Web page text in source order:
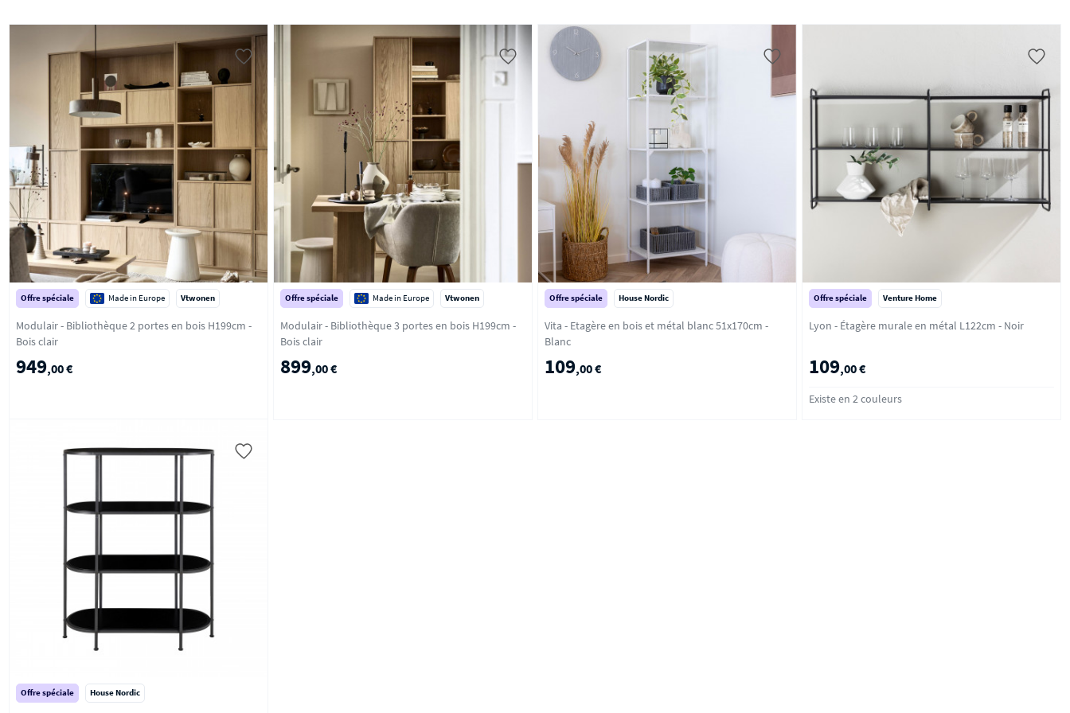
Offre spéciale Made in Europe Vtwonen
Modulair - Bibliothèque 2 portes en bois H199cm -
Bois clair
949,00 €
Offre spéciale Made in Europe Vtwonen
Modulair - Bibliothèque 3 portes en bois H199cm -
Bois clair
899,00 €
Offre spéciale House Nordic
Vita - Etagère en bois et métal blanc 51x170cm -
Blanc
109,00 €
Offre spéciale Venture Home
Lyon - Étagère murale en métal L122cm - Noir
109,00 €
Existe en 2 couleurs
Offre spéciale House Nordic